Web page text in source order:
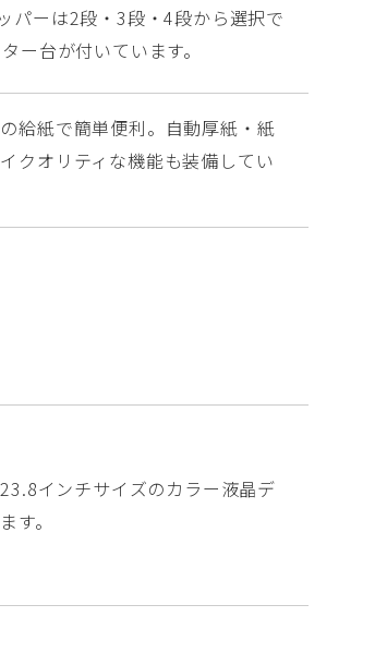
パーは2段・3段・4段から選択で
ー台が付いています。
給紙で簡単便利。自動厚紙・紙
クオリティな機能も装備してい
インチサイズのカラー液晶デ
す。